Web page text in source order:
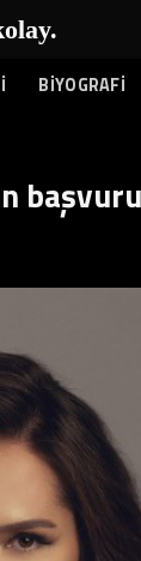
BİYOGRAFİ